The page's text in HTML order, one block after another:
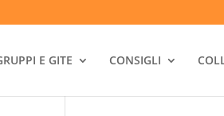
E GITE CONSIGLI